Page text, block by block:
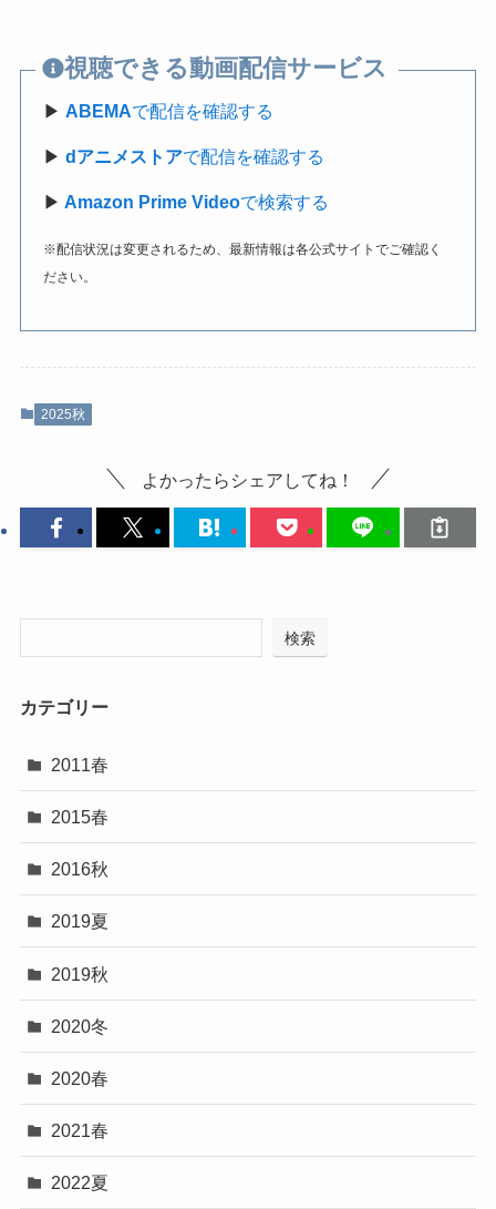
視聴できる動画配信サービス
▶ABEMAで配信を確認する
▶dアニメストアで配信を確認する
▶ Amazon Prime Videoで検索する
※配信状況は変更されるため、最新情報は各公式サイトでご確認く
ださい。
2025秋
よかったらシェアしてね！
検索
カテゴリー
2011春
2015春
2016秋
2019夏
2019秋
2020冬
2020春
2021春
2022夏